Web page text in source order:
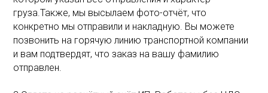
груза.Также, мы высылаем фото-отчёт, что
конкретно мы отправили и накладную. Вы можете
позвонить на горячую линию транспортной компании
и вам подтвердят, что заказ на вашу фамилию
отправлен.